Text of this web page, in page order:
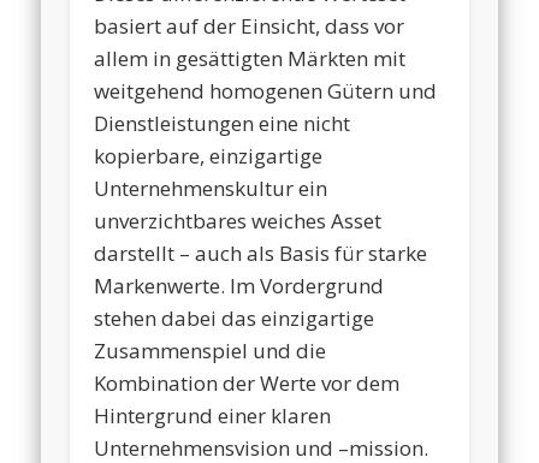
basiert auf der Einsicht, dass vor
allem in gesättigten Märkten mit
weitgehend homogenen Gütern und
Dienstleistungen eine nicht
kopierbare, einzigartige
Unternehmenskultur ein
unverzichtbares weiches Asset
darstellt – auch als Basis für starke
Markenwerte. Im Vordergrund
stehen dabei das einzigartige
Zusammenspiel und die
Kombination der Werte vor dem
Hintergrund einer klaren
Unternehmensvision und –mission.